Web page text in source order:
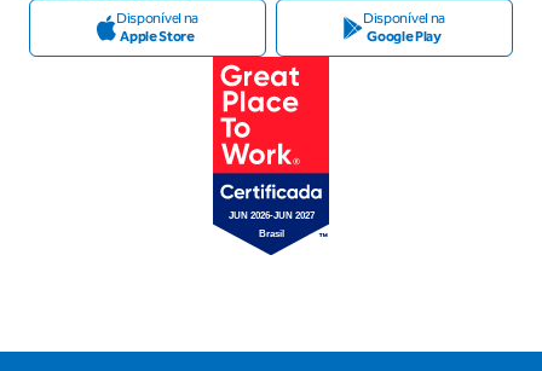
Disponível na
Apple Store
Disponível na
Google Play